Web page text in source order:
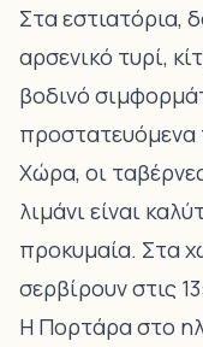
Στα εστιατόρια,
αρσενικό τυρί,
βοδινό
προστατευόμενα
Χώρα, οι
λιμάνι είναι
προκυμαία. Στα
σερβίρουν στις
Η Πορτάρα στο